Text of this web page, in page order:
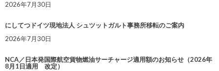
2026年7月30日
にしてつドイツ現地法人 シュツットガルト事務所移転のご案内
2026年7月30日
NCA／日本発国際航空貨物燃油サーチャージ適用額のお知らせ（2026年
8月1日適用 改定）